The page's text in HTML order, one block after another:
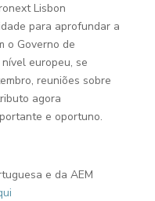
Lisbon
para aprofundar a
o Governo de
europeu, se
reuniões sobre
agora
e oportuno.
e da AEM